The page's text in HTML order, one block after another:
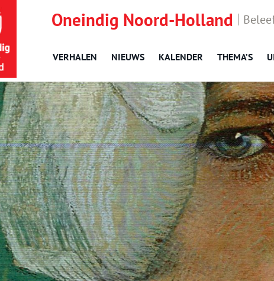
Oneindig Noord-Holland
VERHALEN NIEUWS KALENDER THEMA’S